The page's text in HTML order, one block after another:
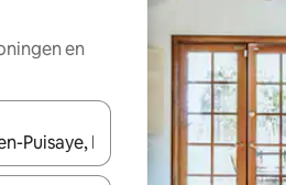
en
maak je een keuze met je de